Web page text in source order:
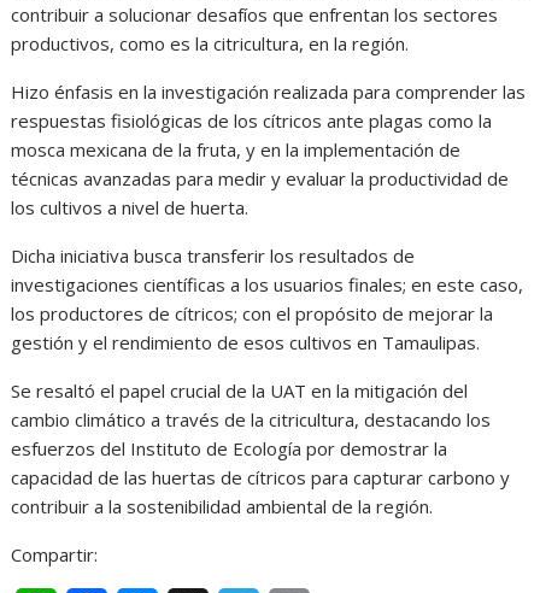
contribuir a solucionar desafíos que enfrentan los sectores
productivos, como es la citricultura, en la región.
Hizo énfasis en la investigación realizada para comprender las
respuestas fisiológicas de los cítricos ante plagas como la
mosca mexicana de la fruta, y en la implementación de
técnicas avanzadas para medir y evaluar la productividad de
los cultivos a nivel de huerta.
Dicha iniciativa busca transferir los resultados de
investigaciones científicas a los usuarios finales; en este caso,
los productores de cítricos; con el propósito de mejorar la
gestión y el rendimiento de esos cultivos en Tamaulipas.
Se resaltó el papel crucial de la UAT en la mitigación del
cambio climático a través de la citricultura, destacando los
esfuerzos del Instituto de Ecología por demostrar la
capacidad de las huertas de cítricos para capturar carbono y
contribuir a la sostenibilidad ambiental de la región.
Compartir: